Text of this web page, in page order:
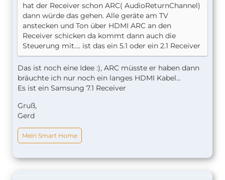
hat der Receiver schon ARC( AudioReturnChannel)
dann würde das gehen. Alle geräte am TV
anstecken und Ton über HDMI ARC an den
Receiver schicken da kommt dann auch die
Steuerung mit.... ist das ein 5.1 oder ein 2.1 Receiver
Das ist noch eine Idee :), ARC müsste er haben dann
bräuchte ich nur noch ein langes HDMI Kabel...
Es ist ein Samsung 7.1 Receiver
Gruß,
Gerd
Mein Smart Home